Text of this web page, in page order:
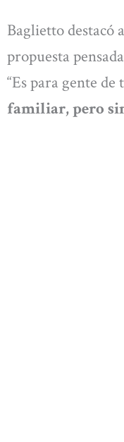
Baglietto destacó
propuesta
“Es para gente de
familiar, pero